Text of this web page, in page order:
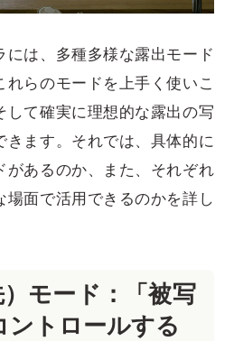
には、多種多様な露出モード
れらのモードを上手く使いこ
して確実に理想的な露出の写
きます。それでは、具体的に
があるのか、また、それぞれ
場面で活用できるのかを詳し
モード：「被写
ントロールする